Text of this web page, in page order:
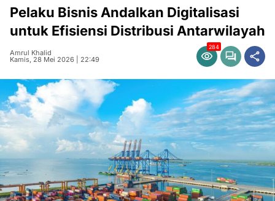
Pelaku Bisnis Andalkan Digitalisasi
untuk Efisiensi Distribusi Antarwilayah
Amrul Khalid
Kamis, 28 Mei 2026 | 22:49
284